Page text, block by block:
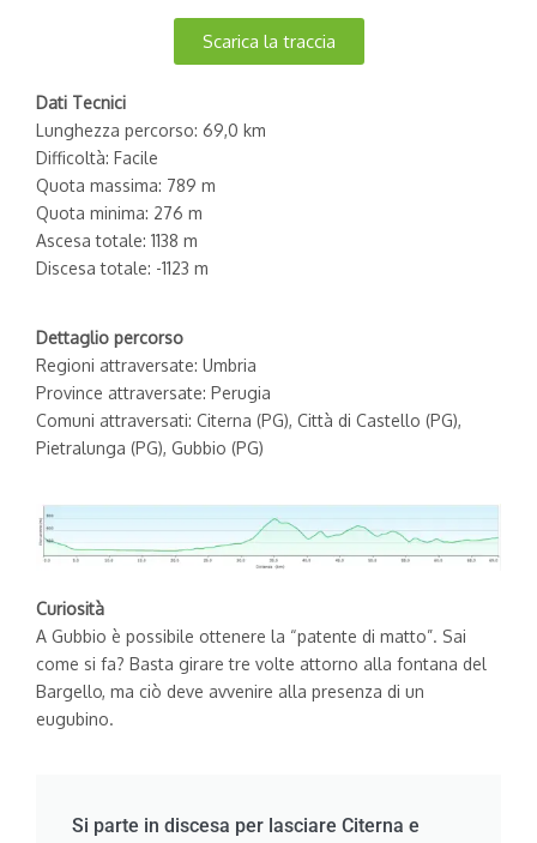
Scarica la traccia
Dati Tecnici
Lunghezza percorso: 69,0 km
Difficoltà: Facile
Quota massima: 789 m
Quota minima: 276 m
Ascesa totale: 1138 m
Discesa totale: -1123 m
Dettaglio percorso
Regioni attraversate: Umbria
Province attraversate: Perugia
Comuni attraversati: Citerna (PG), Città di Castello (PG),
Pietralunga (PG), Gubbio (PG)
Curiosità
A Gubbio è possibile ottenere la “patente di matto”. Sai
come si fa? Basta girare tre volte attorno alla fontana del
Bargello, ma ciò deve avvenire alla presenza di un
eugubino.
Si parte in discesa per lasciare Citerna e